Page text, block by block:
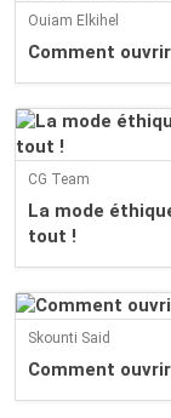
Ouiam Elkihel
Comment
CG Team
La mode
tout !
Skounti Said
Comment